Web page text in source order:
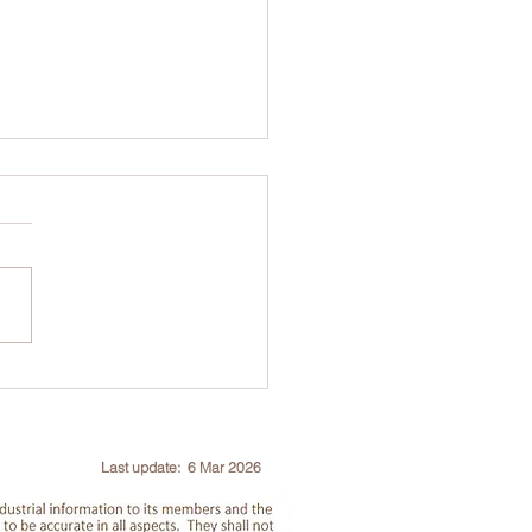
Last update: 6 Mar 2026